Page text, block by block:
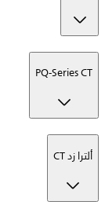
PQ-Series CT
ألترا زد CT